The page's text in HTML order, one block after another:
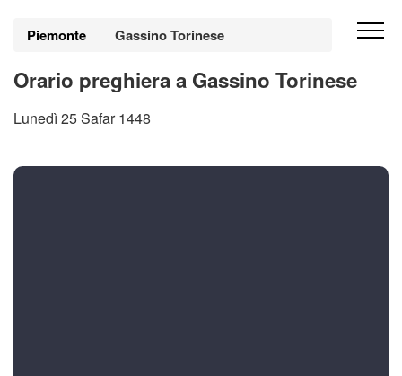
Piemonte Gassino Torinese
Orario preghiera a Gassino Torinese
Lunedì 25 Safar 1448